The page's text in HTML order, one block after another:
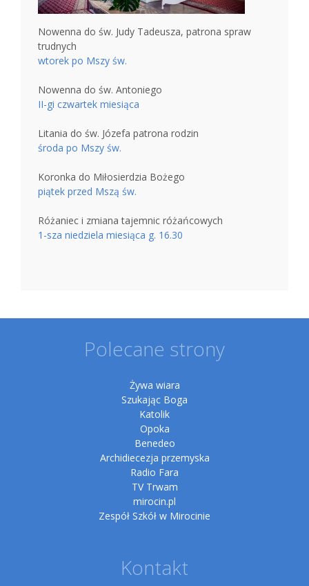
Nowenna do św. Judy Tadeusza, patrona spraw
trudnych
wtorek po Mszy św.
Nowenna do św. Antoniego
II-gi czwartek miesiąca
Litania do św. Józefa patrona rodzin
środa po Mszy św.
Koronka do Miłosierdzia Bożego
piątek przed Mszą św.
Różaniec i zmiana tajemnic różańcowych
1-sza niedziela miesiąca g. 16.30
Polecane strony
Żywa wiara
Szukając Boga
Katolik
Opoka
Benedeo
Archidiecezja przemyska
Radio Fara
TV Trwam
mirocin.pl
Zespół Szkół w Mirocinie
Kontakt